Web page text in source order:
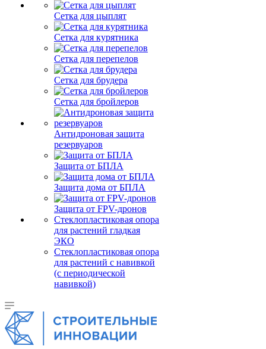
Сетка для цыплят
Сетка для курятника
Сетка для перепелов
Сетка для брудера
Сетка для бройлеров
Антидроновая защита
резервуаров
Защита от БПЛА
Защита дома от БПЛА
Защита от FPV-дронов
Стеклопластиковая опора
для растений гладкая
ЭКО
Стеклопластиковая опора
для растений с навивкой
(с периодической
навивкой)